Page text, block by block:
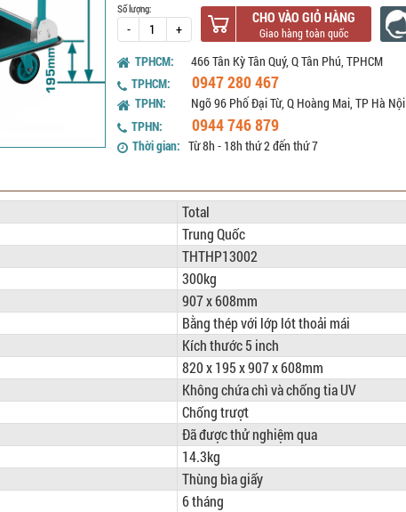
Số lượng:
- +
CHO VÀO GIỎ HÀNG
TPHCM:
466 Tân Kỳ Tân Quý, Q Tân Phú, TPHCM
TPHCM:
0947 280 467
TPHN:
Ngõ 96 Phố Đại Từ, Q Hoàng Mai, TP Hà Nội
TPHN:
0944 746 879
Thời gian: Từ 8h - 18h thứ 2 đến thứ 7
Total
Trung Quốc
THTHP13002
300kg
907 x 608mm
Bằng thép với lớp lót thoải mái
Kích thước 5 inch
820 x 195 x 907 x 608mm
Không chứa chì và chống tia UV
Chống trượt
Đã được thử nghiệm qua
14.3kg
Thùng bìa giấy
6 tháng